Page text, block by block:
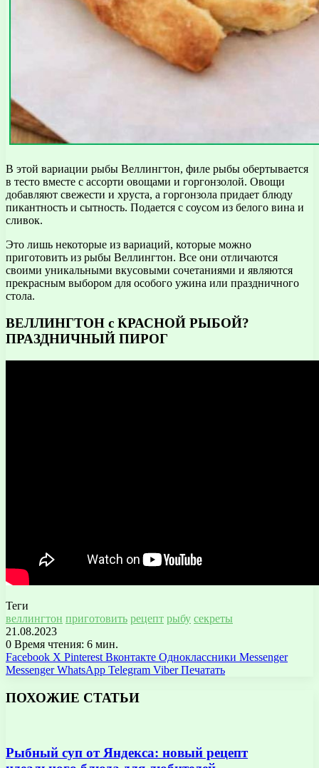
В этой вариации рыбы Веллингтон, филе рыбы обертывается
в тесто вместе с ассорти овощами и горгонзолой. Овощи
добавляют свежести и хруста, а горгонзола придает блюду
пикантность и сытность. Подается с соусом из белого вина и
сливок.
Это лишь некоторые из вариаций, которые можно
приготовить из рыбы Веллингтон. Все они отличаются
своими уникальными вкусовыми сочетаниями и являются
прекрасным выбором для особого ужина или праздничного
стола.
ВЕЛЛИНГТОН с КРАСНОЙ РЫБОЙ?
ПРАЗДНИЧНЫЙ ПИРОГ
Теги
веллингтон приготовить рецепт рыбу секреты
21.08.2023
0 Время чтения: 6 мин.
Facebook X Pinterest Вконтакте Одноклассники Messenger
Messenger WhatsApp Telegram Viber Печатать
ПОХОЖИЕ СТАТЬИ
Рыбный суп от Яндекса: новый рецепт